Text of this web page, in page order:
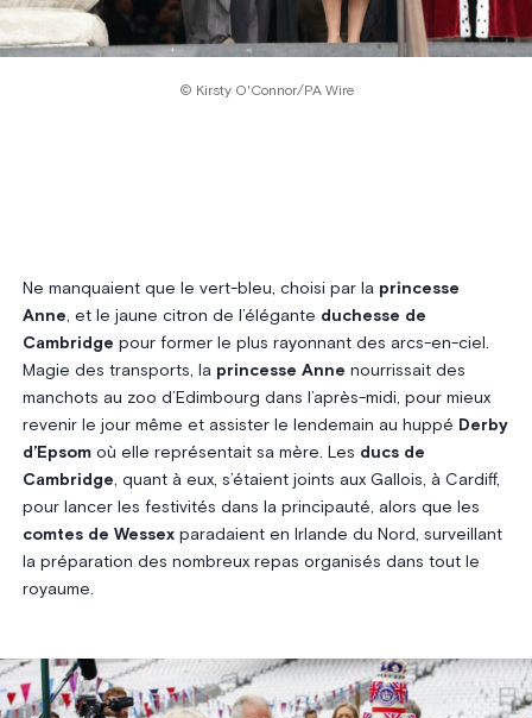
© Kirsty O'Connor/PA Wire
Ne manquaient que le vert-bleu, choisi par la princesse
Anne , et le jaune citron de l’élégante duchesse de
Cambridge pour former le plus rayonnant des arcs-en-ciel.
Magie des transports, la princesse Anne nourrissait des
manchots au zoo d’Edimbourg dans l’après-midi, pour mieux
revenir le jour même et assister le lendemain au huppé Derby
d’Epsomoù elle représentait sa mère. Les ducs de
Cambridge , quant à eux, s’étaient joints aux Gallois, à Cardiff,
pour lancer les festivités dans la principauté, alors que les
comtes de Wessexparadaient en Irlande du Nord, surveillant
la préparation des nombreux repas organisés dans tout le
royaume.